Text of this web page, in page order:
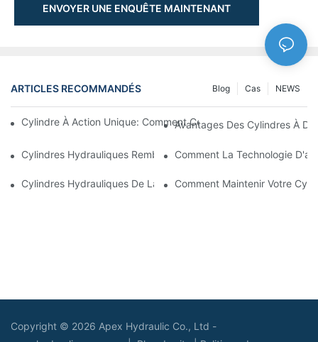
ENVOYER UNE ENQUÊTE MAINTENANT
ARTICLES RECOMMANDÉS NEWS
Cas
Blog
Cylindre À Action Unique: Comment Cela Fonctionne &
Avantages Des Cylindres À
Cylindres Hydrauliques Rembourrés: Réduction De L'impact &
Comment La Technologie
Cylindres Hydrauliques De La Charrue De Neige:
Comment Maintenir Votre
Copyright © 2026 Apex Hydraulic Co., Ltd -